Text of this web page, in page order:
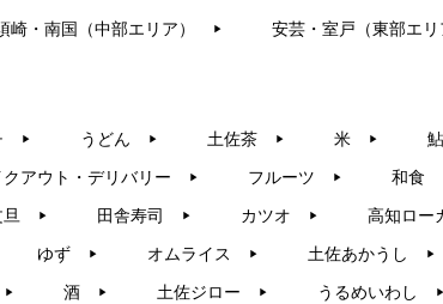
崎・南国（中部エリア） ▶︎ 安芸・室戸（東部エリ
▶︎ うどん ▶︎ 土佐茶 ▶︎ 米 ▶︎ 鮎
クアウト・デリバリー ▶︎ フルーツ ▶︎ 和食
旦 ▶︎ 田舎寿司 ▶︎ カツオ ▶︎ 高知ロー
ゆず ▶︎ オムライス ▶︎ 土佐あかうし ▶︎
▶︎ 酒 ▶︎ 土佐ジロー ▶︎ うるめいわし ▶︎